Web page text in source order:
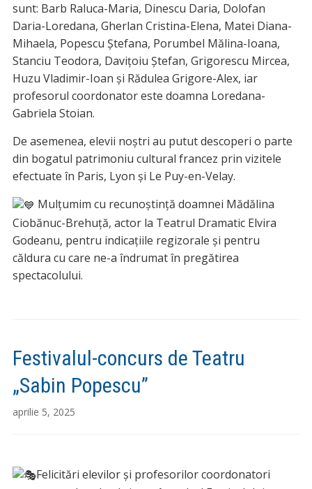
sunt: Barb Raluca-Maria, Dinescu Daria, Dolofan
Daria-Loredana, Gherlan Cristina-Elena, Matei Diana-
Mihaela, Popescu Ştefana, Porumbel Mălina-Ioana,
Stanciu Teodora, Davițoiu Ștefan, Grigorescu Mircea,
Huzu Vladimir-Ioan și Rădulea Grigore-Alex, iar
profesorul coordonator este doamna Loredana-
Gabriela Stoian.
De asemenea, elevii noștri au putut descoperi o parte
din bogatul patrimoniu cultural francez prin vizitele
efectuate în Paris, Lyon și Le Puy-en-Velay.
Mulțumim cu recunoștință doamnei Mădălina
Ciobănuc-Brehuță, actor la Teatrul Dramatic Elvira
Godeanu, pentru indicațiile regizorale și pentru
căldura cu care ne-a îndrumat în pregătirea
spectacolului.
Festivalul-concurs de Teatru
„Sabin Popescu”
aprilie 5, 2025
Felicitări elevilor și profesorilor coordonatori